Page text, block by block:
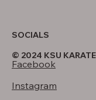
SOCIALS
Facebook
Instagram
© 2024 KSU